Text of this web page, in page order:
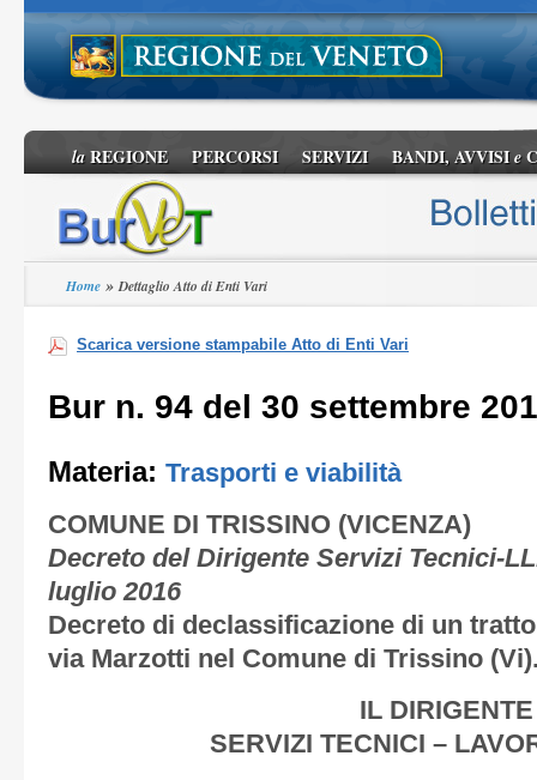
laREGIONE PERCORSI SERVIZI BANDI, AVVISIe
Home »Dettaglio Atto di Enti Vari
Scarica versione stampabile Atto di Enti Vari
Bur n. 94 del 30 settembre
Materia: Trasporti e viabilità
COMUNE DI TRISSINO (VICENZA)
Decreto del Dirigente Servizi Tecnici-
luglio 2016
Decreto di declassificazione di un
via Marzotti nel Comune di Trissino
IL DIRIGENTE
SERVIZI TECNICI –